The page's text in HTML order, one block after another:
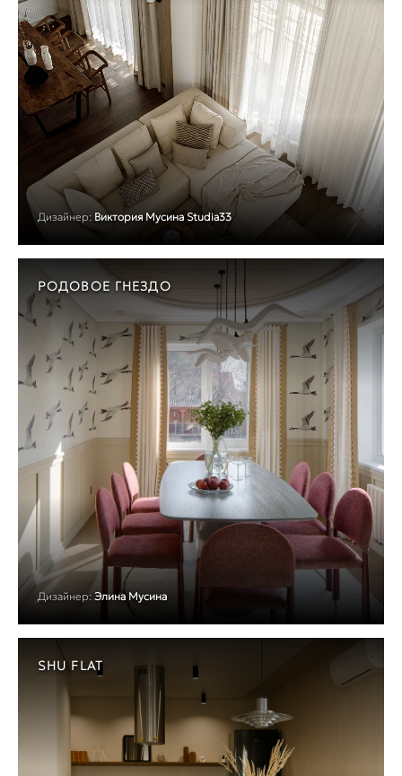
Дизайнер: Виктория Мусина Studia33
РОДОВОЕ ГНЕЗДО
Дизайнер: Элина Мусина
SHU FLAT